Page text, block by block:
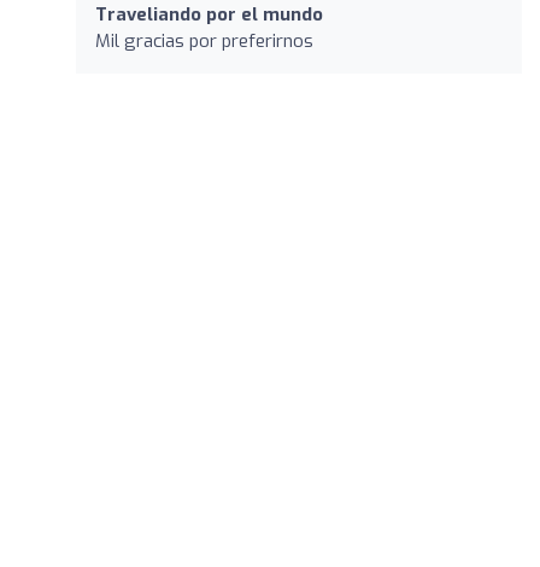
Traveliando por el mundo
Mil gracias por preferirnos